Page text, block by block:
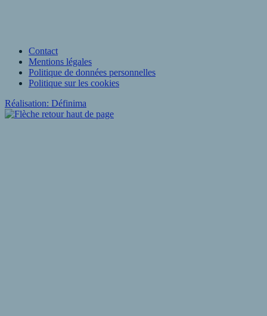
Contact
Mentions légales
Politique de données personnelles
Politique sur les cookies
Réalisation: Définima